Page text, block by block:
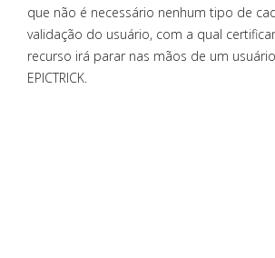
que não é necessário nenhum tipo de
validação do usuário, com a qual
recurso irá parar nas mãos de um
EPICTRICK.